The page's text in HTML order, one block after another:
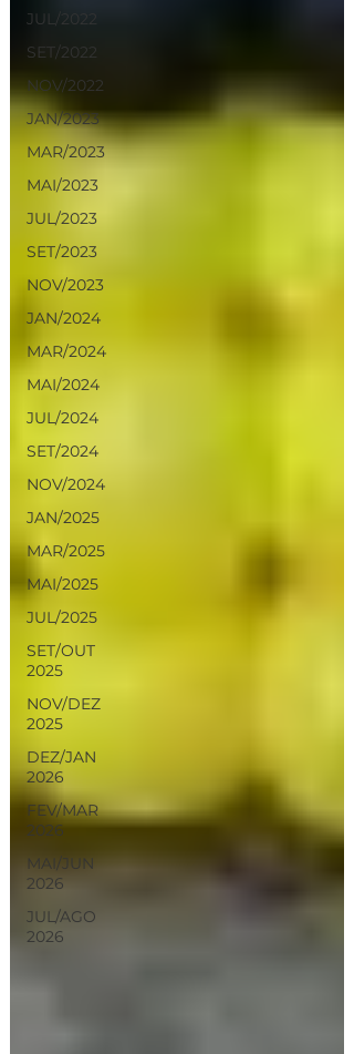
JUL/2022
SET/2022
NOV/2022
JAN/2023
MAR/2023
MAI/2023
JUL/2023
SET/2023
NOV/2023
JAN/2024
MAR/2024
MAI/2024
JUL/2024
SET/2024
NOV/2024
JAN/2025
MAR/2025
MAI/2025
JUL/2025
SET/OUT
2025
NOV/DEZ
2025
DEZ/JAN
2026
FEV/MAR
2026
MAI/JUN
2026
JUL/AGO
2026